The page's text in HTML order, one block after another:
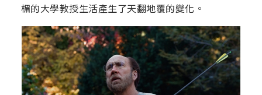
楣的大學教授生活產生了天翻地覆的變化。